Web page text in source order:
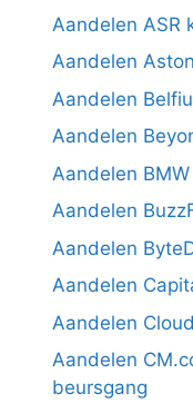
Aandelen ASR
Aandelen
Aandelen
Aandelen
Aandelen
Aandelen
Aandelen
Aandelen
Aandelen
Aandelen
beursgang